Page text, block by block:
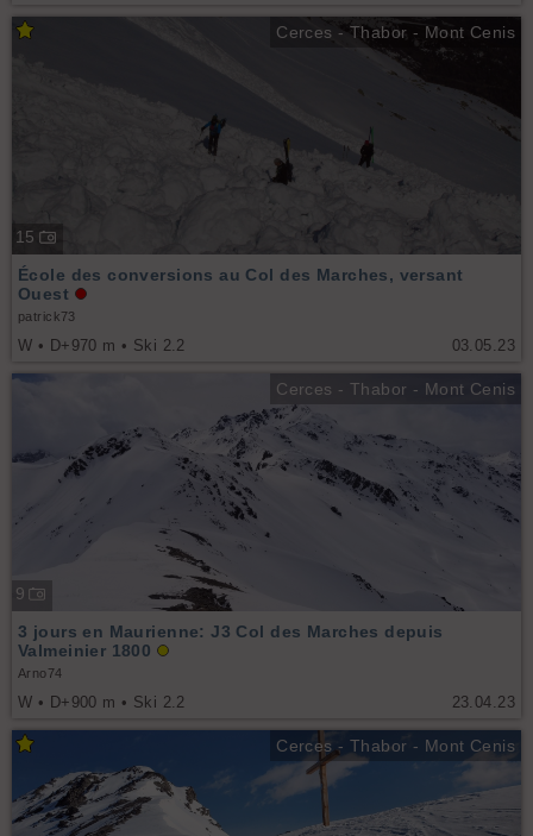
Cerces - Thabor - Mont Cenis
15
03.05.23
École des conversions au Col des Marches, versant
Ouest
patrick73
W • D+970 m • Ski 2.2
Cerces - Thabor - Mont Cenis
9
23.04.23
3 jours en Maurienne: J3 Col des Marches depuis
Valmeinier 1800
Arno74
W • D+900 m • Ski 2.2
Cerces - Thabor - Mont Cenis